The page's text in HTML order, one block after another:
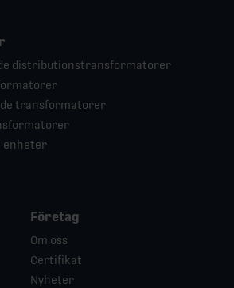
distributionstransformatorer
transformatorer
enheter
Företag
Om oss
Certifikat
Nyheter